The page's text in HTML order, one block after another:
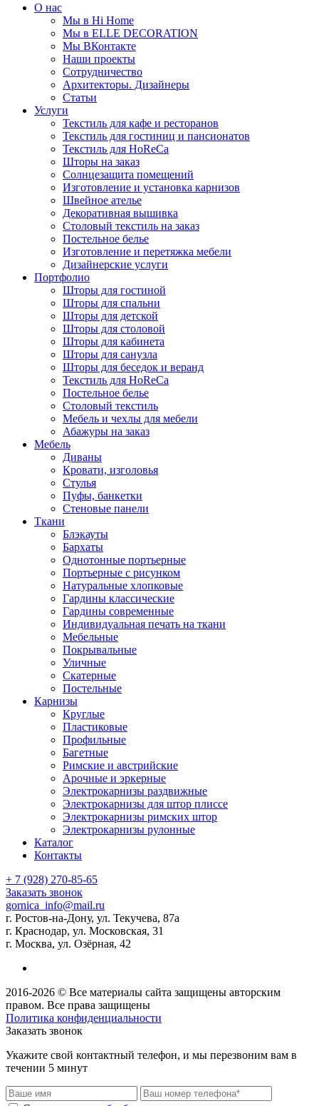
О нас
Мы в Hi Home
Мы в ELLE DECORATION
Мы ВКонтакте
Наши проекты
Сотрудничество
Архитекторы. Дизайнеры
Статьи
Услуги
Текстиль для кафе и ресторанов
Текстиль для гостиниц и пансионатов
Текстиль для HoReCa
Шторы на заказ
Солнцезащита помещений
Изготовление и установка карнизов
Швейное ателье
Декоративная вышивка
Столовый текстиль на заказ
Постельное белье
Изготовление и перетяжка мебели
Дизайнерские услуги
Портфолио
Шторы для гостиной
Шторы для спальни
Шторы для детской
Шторы для столовой
Шторы для кабинета
Шторы для санузла
Шторы для беседок и веранд
Текстиль для HoReCa
Постельное белье
Столовый текстиль
Мебель и чехлы для мебели
Абажуры на заказ
Мебель
Диваны
Кровати, изголовья
Стулья
Пуфы, банкетки
Стеновые панели
Ткани
Блэкауты
Бархаты
Однотонные портьерные
Портьерные с рисунком
Натуральные хлопковые
Гардины классические
Гардины современные
Индивидуальная печать на ткани
Мебельные
Покрывальные
Уличные
Скатерные
Постельные
Карнизы
Круглые
Пластиковые
Профильные
Багетные
Римские и австрийские
Арочные и эркерные
Электрокарнизы раздвижные
Электрокарнизы для штор плиссе
Электрокарнизы римских штор
Электрокарнизы рулонные
Каталог
Контакты
+ 7 (928) 270-85-65
Заказать звонок
gornica_info@mail.ru
г. Ростов-на-Дону, ул. Текучева, 87а
г. Краснодар, ул. Московская, 31
г. Москва, ул. Озёрная, 42
2016-2026 © Все материалы сайта защищены авторским
правом. Все права защищены
Политика конфиденциальности
Заказать звонок
Укажите свой контактный телефон, и мы перезвоним вам в
течении 5 минут